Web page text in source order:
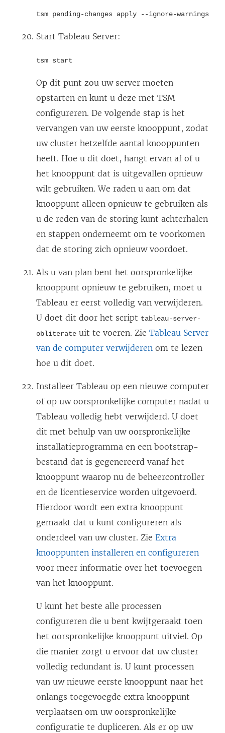
tsm pending-changes apply --ignore-warnings
Start Tableau Server:
tsm start
Op dit punt zou uw server moeten
opstarten en kunt u deze met TSM
configureren. De volgende stap is het
vervangen van uw eerste knooppunt, zodat
uw cluster hetzelfde aantal knooppunten
heeft. Hoe u dit doet, hangt ervan af of u
het knooppunt dat is uitgevallen opnieuw
wilt gebruiken. We raden u aan om dat
knooppunt alleen opnieuw te gebruiken als
u de reden van de storing kunt achterhalen
en stappen onderneemt om te voorkomen
dat de storing zich opnieuw voordoet.
Als u van plan bent het oorspronkelijke
knooppunt opnieuw te gebruiken, moet u
Tableau er eerst volledig van verwijderen.
U doet dit door het script tableau-server-
obliterate uit te voeren. Zie Tableau Server
van de computer verwijderen om te lezen
hoe u dit doet.
Installeer Tableau op een nieuwe computer
of op uw oorspronkelijke computer nadat u
Tableau volledig hebt verwijderd. U doet
dit met behulp van uw oorspronkelijke
installatieprogramma en een bootstrap-
bestand dat is gegenereerd vanaf het
knooppunt waarop nu de beheercontroller
en de licentieservice worden uitgevoerd.
Hierdoor wordt een extra knooppunt
gemaakt dat u kunt configureren als
onderdeel van uw cluster. Zie Extra
knooppunten installeren en configureren
voor meer informatie over het toevoegen
van het knooppunt.
U kunt het beste alle processen
configureren die u bent kwijtgeraakt toen
het oorspronkelijke knooppunt uitviel. Op
die manier zorgt u ervoor dat uw cluster
volledig redundant is. U kunt processen
van uw nieuwe eerste knooppunt naar het
onlangs toegevoegde extra knooppunt
verplaatsen om uw oorspronkelijke
configuratie te dupliceren. Als er op uw